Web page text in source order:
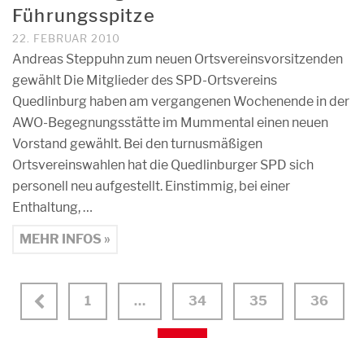
Führungsspitze
22. FEBRUAR 2010
Andreas Steppuhn zum neuen Ortsvereinsvorsitzenden
gewählt Die Mitglieder des SPD-Ortsvereins
Quedlinburg haben am vergangenen Wochenende in der
AWO-Begegnungsstätte im Mummental einen neuen
Vorstand gewählt. Bei den turnusmäßigen
Ortsvereinswahlen hat die Quedlinburger SPD sich
personell neu aufgestellt. Einstimmig, bei einer
Enthaltung, …
MEHR INFOS »
1 … 34 35 36